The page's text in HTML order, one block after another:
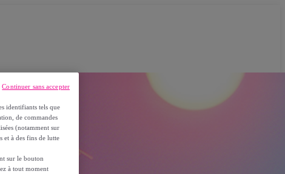
identifiants tels que
de commandes
(notamment sur
et à des fins de lutte
sur le bouton
à tout moment
Continuer sans accepter